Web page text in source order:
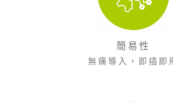
簡易性
無痛導入，即插即